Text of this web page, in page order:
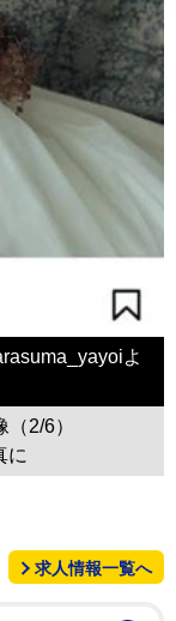
よ
2/6）
に
求人情報一覧へ